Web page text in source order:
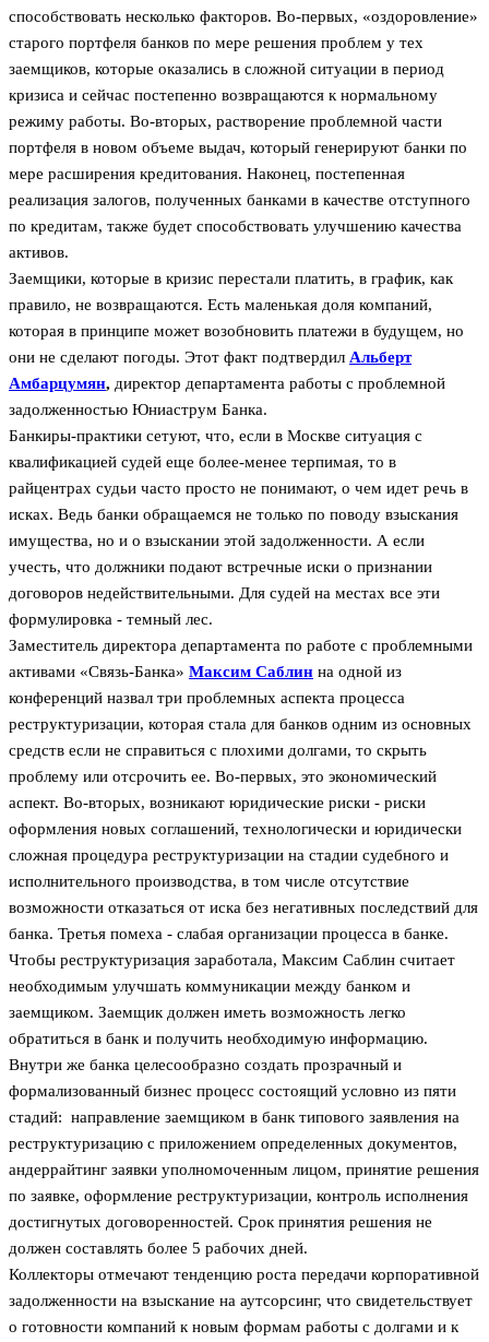
способствовать несколько факторов. Во-первых, «оздоровление»
старого портфеля банков по мере решения проблем у тех
заемщиков, которые оказались в сложной ситуации в период
кризиса и сейчас постепенно возвращаются к нормальному
режиму работы. Во-вторых, растворение проблемной части
портфеля в новом объеме выдач, который генерируют банки по
мере расширения кредитования. Наконец, постепенная
реализация залогов, полученных банками в качестве отступного
по кредитам, также будет способствовать улучшению качества
активов.
Заемщики, которые в кризис перестали платить, в график, как
правило, не возвращаются. Есть маленькая доля компаний,
которая в принципе может возобновить платежи в будущем, но
они не сделают погоды. Этот факт подтвердил Альберт
Амбарцумян, директор департамента работы с проблемной
задолженностью Юниаструм Банка.
Банкиры-практики сетуют, что, если в Москве ситуация с
квалификацией судей еще более-менее терпимая, то в
райцентрах судьи часто просто не понимают, о чем идет речь в
исках. Ведь банки обращаемся не только по поводу взыскания
имущества, но и о взыскании этой задолженности. А если
учесть, что должники подают встречные иски о признании
договоров недействительными. Для судей на местах все эти
формулировка - темный лес.
Заместитель директора департамента по работе с проблемными
активами «Связь-Банка» Максим Саблин на одной из
конференций назвал три проблемных аспекта процесса
реструктуризации, которая стала для банков одним из основных
средств если не справиться с плохими долгами, то скрыть
проблему или отсрочить ее. Во-первых, это экономический
аспект. Во-вторых, возникают юридические риски - риски
оформления новых соглашений, технологически и юридически
сложная процедура реструктуризации на стадии судебного и
исполнительного производства, в том числе отсутствие
возможности отказаться от иска без негативных последствий для
банка. Третья помеха - слабая организации процесса в банке.
Чтобы реструктуризация заработала, Максим Саблин считает
необходимым улучшать коммуникации между банком и
заемщиком. Заемщик должен иметь возможность легко
обратиться в банк и получить необходимую информацию.
Внутри же банка целесообразно создать прозрачный и
формализованный бизнес процесс состоящий условно из пяти
стадий: направление заемщиком в банк типового заявления на
реструктуризацию с приложением определенных документов,
андеррайтинг заявки уполномоченным лицом, принятие решения
по заявке, оформление реструктуризации, контроль исполнения
достигнутых договоренностей. Срок принятия решения не
должен составлять более 5 рабочих дней.
Коллекторы отмечают тенденцию роста передачи корпоративной
задолженности на взыскание на аутсорсинг, что свидетельствует
о готовности компаний к новым формам работы с долгами и к